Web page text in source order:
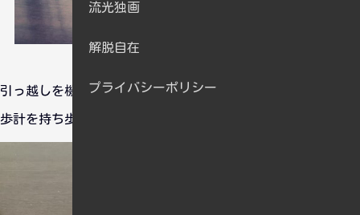
引っ越しを機に、スーパーマーケットに買い出しへ行く際は万
歩計を持ち歩くようにしました。
流光独画
解脱自在
プライバシーポリシー